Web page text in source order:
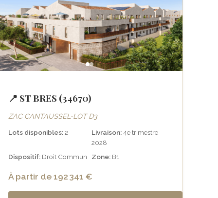
📍 ST BRES (34670)
ZAC CANTAUSSEL-LOT D3
Lots disponibles:2 Livraison:4e trimestre
2028
Dispositif: Droit Commun Zone: B1
À partir de 192 341 €